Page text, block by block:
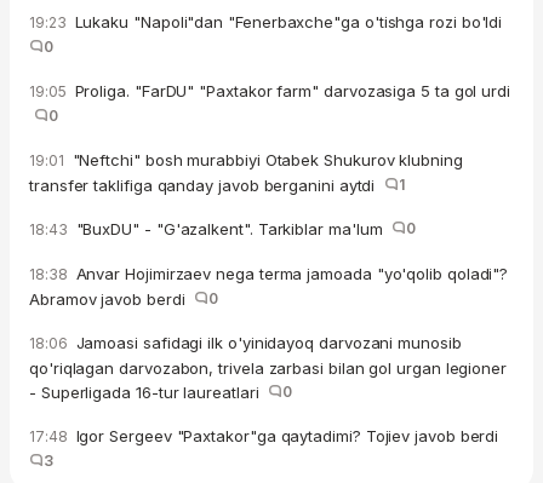
19:23 Lukaku "Napoli"dan "Fenerbaxche"ga o'tishga rozi bo'ldi
0
19:05 Proliga. "FarDU" "Paxtakor farm" darvozasiga 5 ta gol urdi
0
19:01 "Neftchi" bosh murabbiyi Otabek Shukurov klubning
transfer taklifiga qanday javob berganini aytdi
1
18:43 "BuxDU" - "G'azalkent". Tarkiblar ma'lum 0
18:38 Anvar Hojimirzaev nega terma jamoada "yo'qolib qoladi"?
Abramov javob berdi
0
18:06 Jamoasi safidagi ilk o'yinidayoq darvozani munosib
qo'riqlagan darvozabon, trivela zarbasi bilan gol urgan legioner
- Superligada 16-tur laureatlari
0
17:48 Igor Sergeev "Paxtakor"ga qaytadimi? Tojiev javob berdi
3